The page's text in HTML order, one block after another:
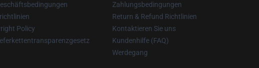
Policy
Zahlungsbedingungen
Return & Refund Richtlinien
Kontaktieren Sie uns
Kundenhilfe (FAQ)
Werdegang